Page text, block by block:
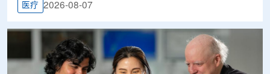
医疗 2026-08-07